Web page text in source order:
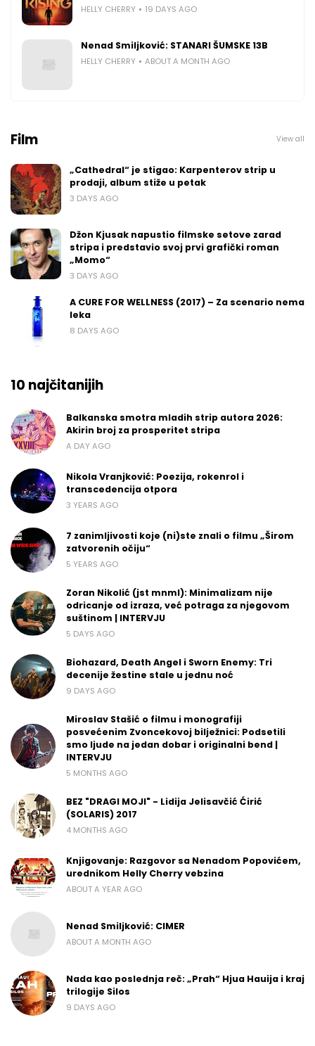
HELLY CHERRY 19 DAYS AGO
Nenad Smiljković: STANARI ŠUMSKE 13B
HELLY CHERRY ABOUT A MONTH AGO
Film View all
„Cathedral“ je stigao: Karpenterov strip u
prodaji, album stiže u petak
3 DAYS AGO
Džon Kjusak napustio filmske setove zarad
stripa i predstavio svoj prvi grafički roman
„Momo“
3 DAYS AGO
A CURE FOR WELLNESS (2017) – Za scenario nema
leka
8 DAYS AGO
10 najčitanijih
Balkanska smotra mladih strip autora 2026:
Akirin broj za prosperitet stripa
A DAY AGO
Nikola Vranjković: Poezija, rokenrol i
transcedencija otpora
3 YEARS AGO
7 zanimljivosti koje (ni)ste znali o filmu „Širom
zatvorenih očiju“
5 YEARS AGO
Zoran Nikolić (jst mnml): Minimalizam nije
odricanje od izraza, već potraga za njegovom
suštinom | INTERVJU
5 DAYS AGO
Biohazard, Death Angel i Sworn Enemy: Tri
decenije žestine stale u jednu noć
9 DAYS AGO
Miroslav Stašić o filmu i monografiji
posvećenim Zvoncekovoj bilježnici: Podsetili
smo ljude na jedan dobar i originalni bend |
INTERVJU
5 MONTHS AGO
BEZ "DRAGI MOJI" - Lidija Jelisavčić Ćirić
(SOLARIS) 2017
4 MONTHS AGO
Knjigovanje: Razgovor sa Nenadom Popovićem,
urednikom Helly Cherry vebzina
ABOUT A YEAR AGO
Nenad Smiljković: CIMER
ABOUT A MONTH AGO
Nada kao poslednja reč: „Prah“ Hjua Hauija i kraj
trilogije Silos
9 DAYS AGO